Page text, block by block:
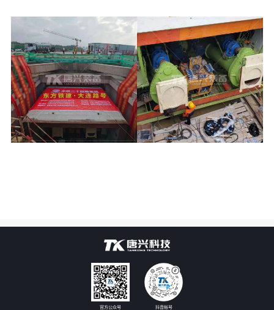
官方公众号 抖音帐号